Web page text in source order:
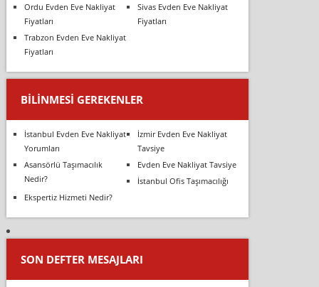
Ordu Evden Eve Nakliyat
Fiyatları
Sivas Evden Eve Nakliyat
Fiyatları
Trabzon Evden Eve Nakliyat
Fiyatları
BILINMESI GEREKENLER
İstanbul Evden Eve Nakliyat
Yorumları
İzmir Evden Eve Nakliyat
Tavsiye
Asansörlü Taşımacılık
Nedir?
Evden Eve Nakliyat Tavsiye
İstanbul Ofis Taşımacılığı
Ekspertiz Hizmeti Nedir?
SON DEFTER MESAJLARI